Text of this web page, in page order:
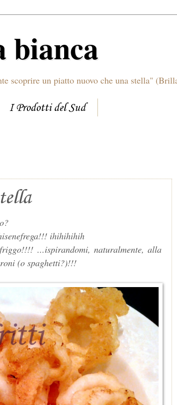
bianca
scoprire un piatto nuovo che una stella"
I Prodotti del Sud
ihihihihih
...ispirandomi, naturalmente, alla
(o spaghetti?)!!!